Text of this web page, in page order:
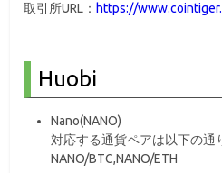
取引所URL： https://
Huobi
Nano(NANO)
対応する通貨ペアは以下の通
NANO/BTC,NANO/ETH